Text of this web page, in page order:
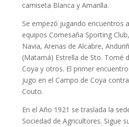
camiseta Blanca y Amarilla.
Se empezó jugando encuentros
equipos Comesaña Sporting
Navia, Arenas de Alcabre,
(Matamá) Estrella de Sto. Tomé
Coya y otros. El primer
jugo en el Campo de Coya
Couto.
En el Año 1921 se traslada la
Sociedad de Agricultores. Sigue